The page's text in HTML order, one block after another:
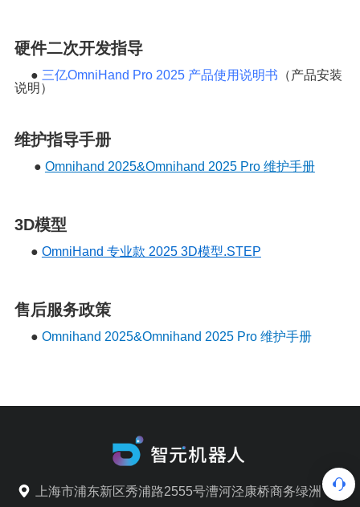
硬件二次开发指导
● 三亿OmniHand Pro 2025 产品使用说明书 （产品安装
说明）
维护指导手册
● Omnihand 2025&Omnihand 2025 Pro 维护手册
3D模型
● OmniHand 专业款 2025 3D模型.STEP
售后服务政策
● Omnihand 2025&Omnihand 2025 Pro 维护手册
上海市浦东新区秀浦路2555号漕河泾康桥商务绿洲